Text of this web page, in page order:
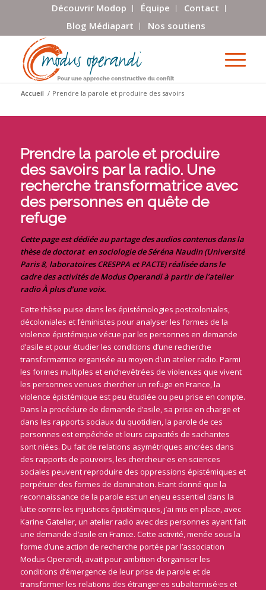
Découvrir Modop Équipe
Contact
Blog Médiapart
Nos soutiens
Accueil / Prendre la parole et produire des savoirs
Prendre la parole et produire
des savoirs par la radio. Une
recherche transformatrice avec
des personnes en quête de
refuge
Cette page est dédiée au partage des audios contenus dans la
thèse de doctorat en sociologie de Séréna Naudin (Université
Paris 8, laboratoires CRESPPA et PACTE) réalisée dans le
cadre des activités de Modus Operandi à partir de l’atelier
radio À plus d’une voix.
Cette thèse puise dans les épistémologies postcoloniales,
décoloniales et féministes pour analyser les formes de la
violence épistémique vécue par les personnes en demande
d’asile et pour étudier les conditions d’une recherche
transformatrice organisée au moyen d’un atelier radio. Parmi
les formes multiples et enchevêtrées de violences que vivent
les personnes venues chercher un refuge en France, la
violence épistémique est peu étudiée ou peu prise en compte.
Dans la procédure de demande d’asile, sa prise en charge et
dans les rapports sociaux du quotidien, la parole de ces
personnes est empêchée et leurs capacités de sachantes
sont niées. Du fait de relations asymétriques ancrées dans
des rapports de pouvoirs, les chercheur·es en sciences
sociales peuvent reproduire des oppressions épistémiques et
perpétuer des formes de domination. Etant donné que la
reconnaissance de la parole est un enjeu essentiel dans la
lutte contre les injustices épistémiques, j’ai mis en place, avec
Karine Gatelier, un atelier radio avec des personnes ayant fait
une demande d’asile en France. Cette activité, menée sous la
forme d’une action de recherche portée par l’association
Modus Operandi, avait pour ambition d’organiser les
conditions d’émergence de leur prise de parole et de
transformer les relations des étranger·es subalternisé·es et